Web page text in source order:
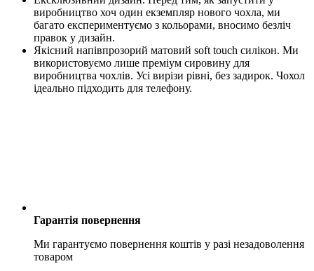
виробництво хоч один екземпляр нового чохла, ми
багато експериментуємо з кольорами, вносимо безліч
правок у дизайн.
Якісний напівпрозорий матовий soft touch силікон. Ми
використовуємо лише преміум сировину для
виробництва чохлів. Усі вирізи рівні, без задирок. Чохол
ідеально підходить для телефону.
Гарантія повернення
Ми гарантуємо повернення коштів у разі незадоволення
товаром